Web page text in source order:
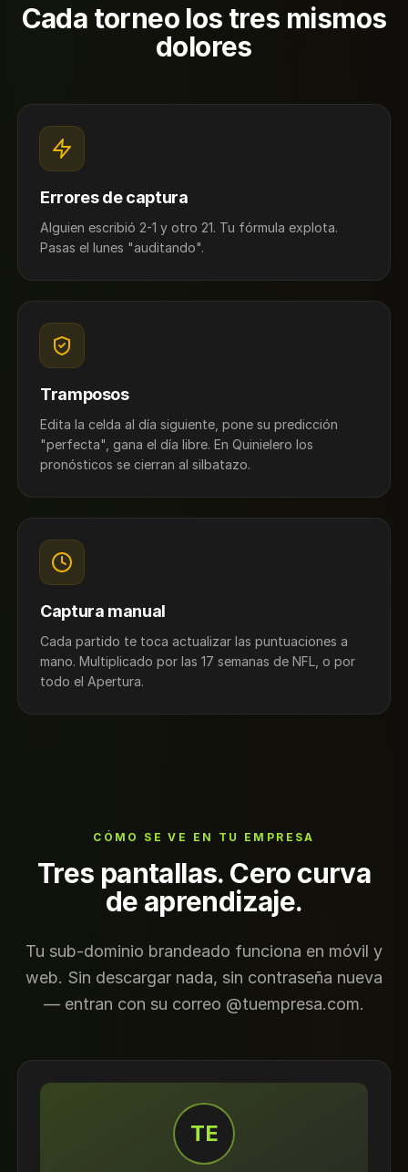
Cada torneo los tres mismos
dolores
Errores de captura
Alguien escribió 2-1 y otro 21. Tu fórmula explota.
Pasas el lunes "auditando".
Tramposos
Edita la celda al día siguiente, pone su predicción
"perfecta", gana el día libre. En Quinielero los
pronósticos se cierran al silbatazo.
Captura manual
Cada partido te toca actualizar las puntuaciones a
mano. Multiplicado por las 17 semanas de NFL, o por
todo el Apertura.
CÓMO SE VE EN TU EMPRESA
Tres pantallas. Cero curva
de aprendizaje.
Tu sub-dominio brandeado funciona en móvil y
web. Sin descargar nada, sin contraseña nueva
— entran con su correo @tuempresa.com.
TE